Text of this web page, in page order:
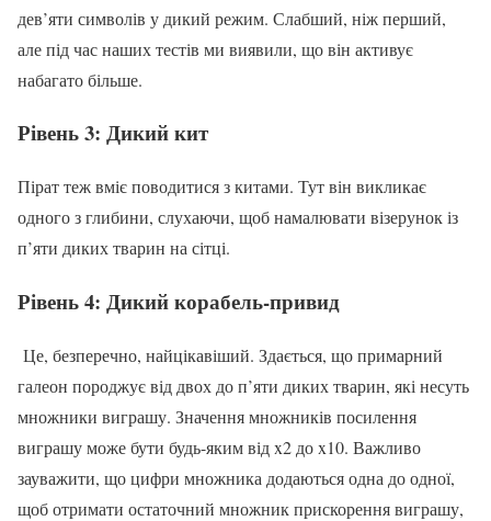
дев’яти символів у дикий режим. Слабший, ніж перший,
але під час наших тестів ми виявили, що він активує
набагато більше.
Рівень 3: Дикий кит
Пірат теж вміє поводитися з китами. Тут він викликає
одного з глибини, слухаючи, щоб намалювати візерунок із
п’яти диких тварин на сітці.
Рівень 4: Дикий корабель-привид
Це, безперечно, найцікавіший. Здається, що примарний
галеон породжує від двох до п’яти диких тварин, які несуть
множники виграшу. Значення множників посилення
виграшу може бути будь-яким від x2 до x10. Важливо
зауважити, що цифри множника додаються одна до одної,
щоб отримати остаточний множник прискорення виграшу,